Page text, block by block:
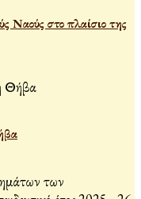
Ναούς στο πλαίσιο της